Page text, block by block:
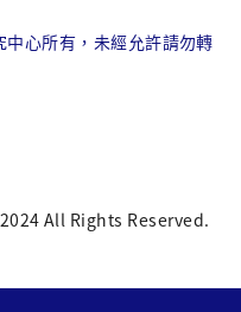
心所有，未經允許請勿轉
All Rights Reserved.